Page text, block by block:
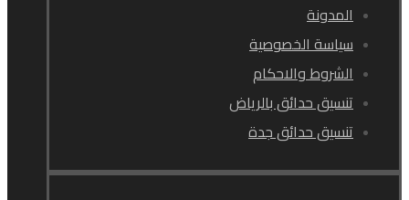
المدونة
سياسة الخصوصية
الشروط والاحكام
تنسيق حدائق بالرياض
تنسيق حدائق جدة